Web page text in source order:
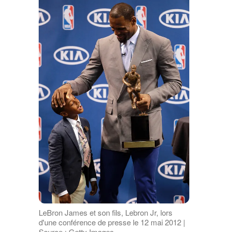
LeBron James et son fils, Lebron Jr, lors
d'une conférence de presse le 12 mai 2012 |